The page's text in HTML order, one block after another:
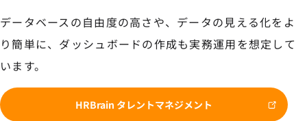
データベースの自由度の高さや、データの見える化をよ
り簡単に、ダッシュボードの作成も実務運用を想定して
います。
HRBrain タレントマネジメント